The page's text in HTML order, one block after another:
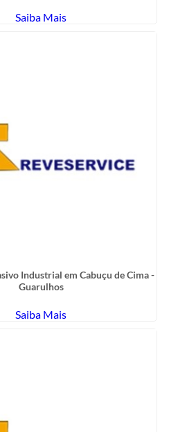
Saiba Mais
Industrial em Cabuçu de Cima -
Guarulhos
Saiba Mais